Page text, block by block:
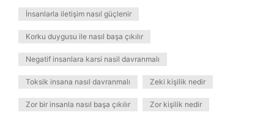
İnsanlarla iletişim nasıl güçlenir
Korku duygusu ile nasıl başa çıkılır
Negatif insanlara karsi nasil davranmalı
Toksik insana nasıl davranmalı Zeki kişilik nedir
Zor bir insanla nasıl başa çıkılır Zor kişilik nedir